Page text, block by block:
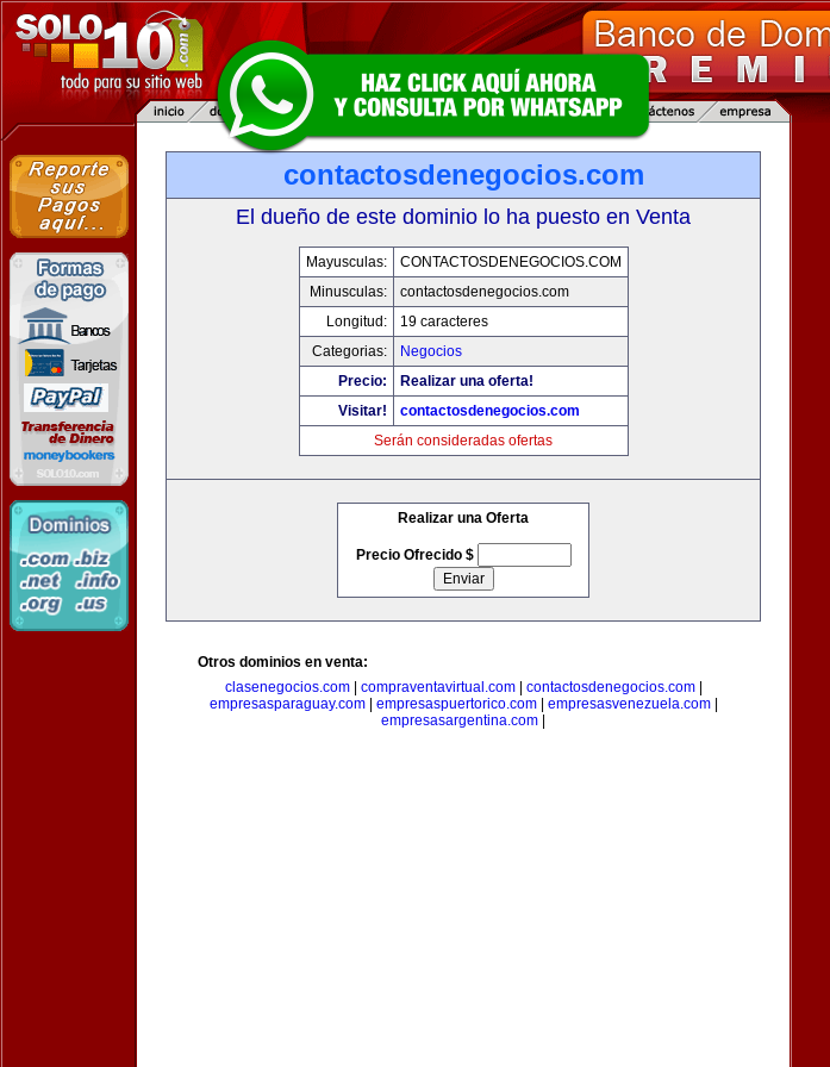
contactosdenegocios.com
El dueño de este dominio lo ha puesto en Venta
Mayusculas:
CONTACTOSDENEGOCIOS.COM
Minusculas:
contactosdenegocios.com
Longitud:
19 caracteres
Categorias:
Negocios
Precio:
Realizar una oferta!
Visitar!
contactosdenegocios.com
Serán consideradas ofertas
Realizar una Oferta
Precio Ofrecido $
Otros dominios en venta:
clasenegocios.com| compraventavirtual.com| contactosdenegocios.com|
empresasparaguay.com| empresaspuertorico.com| empresasvenezuela.com|
empresasargentina.com